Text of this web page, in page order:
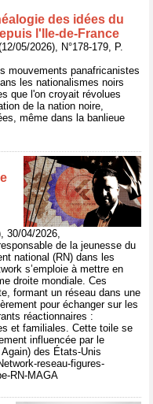
des idées du
l'Ile-de-France
05/2026), N°178-179, P.
mouvements panafricanistes
les nationalismes noirs
que l'on croyait révolues
de la nation noire,
même dans la banlieue
30/04/2026,
de la jeunesse du
national (RN) dans les
s’emploie à mettre en
droite mondiale. Ces
formant un réseau dans une
pour échanger sur les
réactionnaires :
et familiales. Cette toile se
influencée par le
des États-Unis
reseau-figures-
RN-MAGA